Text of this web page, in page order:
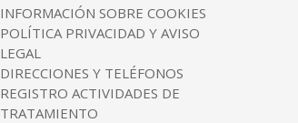
INFORMACIÓN SOBRE COOKIES
POLÍTICA PRIVACIDAD Y AVISO
LEGAL
DIRECCIONES Y TELÉFONOS
REGISTRO ACTIVIDADES DE
TRATAMIENTO